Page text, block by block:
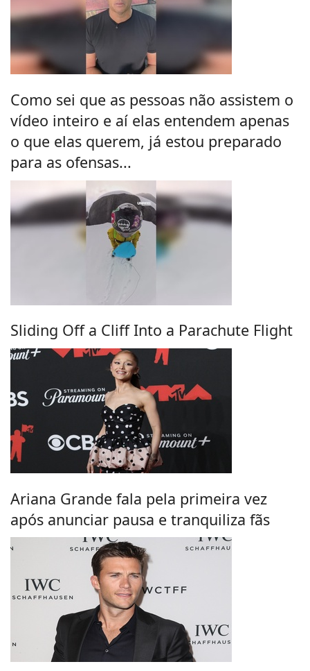
Como sei que as pessoas não assistem o
vídeo inteiro e aí elas entendem apenas
o que elas querem, já estou preparado
para as ofensas...
Sliding Off a Cliff Into a Parachute Flight
Ariana Grande fala pela primeira vez
após anunciar pausa e tranquiliza fãs